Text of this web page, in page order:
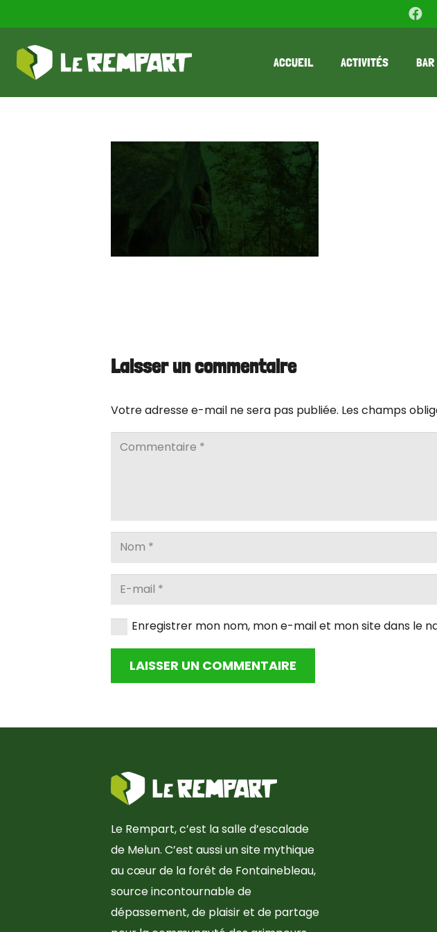
ACCUEIL ACTIVITÉS
Laisser un commentaire
Votre adresse e-mail ne sera pas publiée. Les champs
Enregistrer mon nom, mon e-mail et mon site dans le
LAISSER UN COMMENTAIRE
Le Rempart, c’est la salle d’escalade
de Melun. C’est aussi un site mythique
au cœur de la forêt de Fontainebleau,
source incontournable de
dépassement, de plaisir et de partage